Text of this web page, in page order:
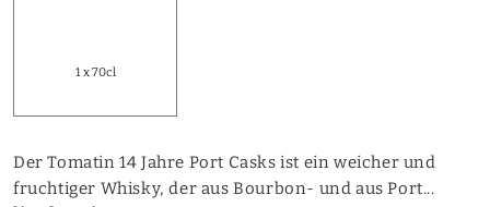
1 x 70cl
Der Tomatin 14 Jahre Port Casks ist ein weicher und
fruchtiger Whisky, der aus Bourbon- und aus Port...